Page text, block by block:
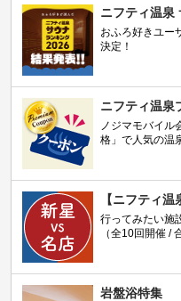
ニフティ温泉
おふろ好きユー
決定！
ニフティ温泉
ノジマモバイ
格」で人気の温
【ニフティ温
行ってみたい施
（全10回開催 /
岩盤浴特集